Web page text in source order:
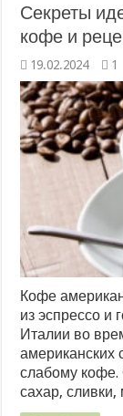
Секреты
кофе и
19.02.2024 1
Кофе
из эспрессо и
Италии во
американских
слабому
сахар,